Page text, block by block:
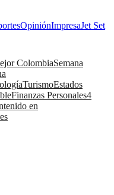
OpiniónImpresaJet Set
ColombiaSemana
TurismoEstados
Finanzas Personales4
en